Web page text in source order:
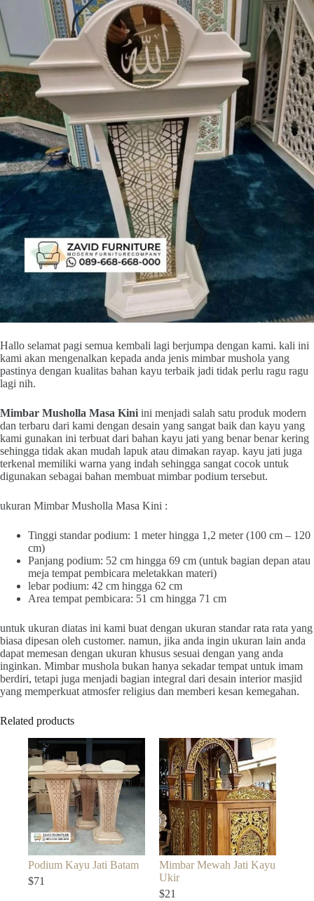
Hallo selamat pagi semua kembali lagi berjumpa dengan kami. kali ini
kami akan mengenalkan kepada anda jenis mimbar mushola yang
pastinya dengan kualitas bahan kayu terbaik jadi tidak perlu ragu ragu
lagi nih.
Mimbar Musholla Masa Kini ini menjadi salah satu produk modern
dan terbaru dari kami dengan desain yang sangat baik dan kayu yang
kami gunakan ini terbuat dari bahan kayu jati yang benar benar kering
sehingga tidak akan mudah lapuk atau dimakan rayap. kayu jati juga
terkenal memiliki warna yang indah sehingga sangat cocok untuk
digunakan sebagai bahan membuat mimbar podium tersebut.
ukuran Mimbar Musholla Masa Kini :
Tinggi standar podium: 1 meter hingga 1,2 meter (100 cm – 120
cm)
Panjang podium: 52 cm hingga 69 cm (untuk bagian depan atau
meja tempat pembicara meletakkan materi)
lebar podium: 42 cm hingga 62 cm
Area tempat pembicara: 51 cm hingga 71 cm
untuk ukuran diatas ini kami buat dengan ukuran standar rata rata yang
biasa dipesan oleh customer. namun, jika anda ingin ukuran lain anda
dapat memesan dengan ukuran khusus sesuai dengan yang anda
inginkan. Mimbar mushola bukan hanya sekadar tempat untuk imam
berdiri, tetapi juga menjadi bagian integral dari desain interior masjid
yang memperkuat atmosfer religius dan memberi kesan kemegahan.
Related products
Podium Kayu Jati Batam
$71
Mimbar Mewah Jati Kayu
Ukir
$21